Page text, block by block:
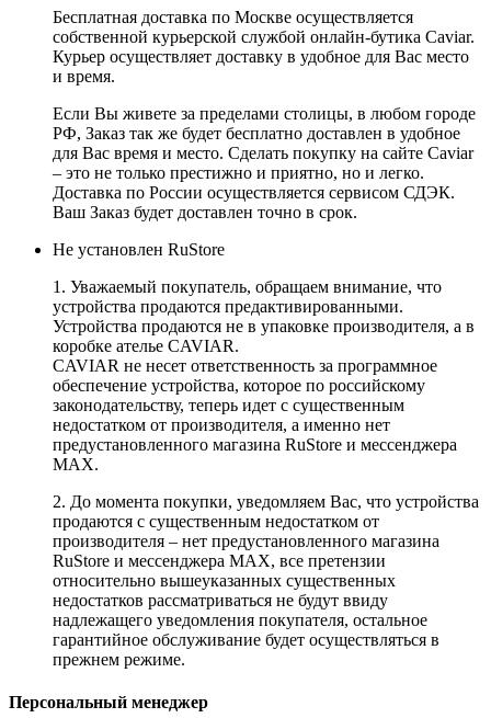
Бесплатная доставка по Москве осуществляется
собственной курьерской службой онлайн-бутика Caviar.
Курьер осуществляет доставку в удобное для Вас место
и время.
Если Вы живете за пределами столицы, в любом городе
РФ, Заказ так же будет бесплатно доставлен в удобное
для Вас время и место. Сделать покупку на сайте Caviar
– это не только престижно и приятно, но и легко.
Доставка по России осуществляется сервисом СДЭК.
Ваш Заказ будет доставлен точно в срок.
Не установлен RuStore
1. Уважаемый покупатель, обращаем внимание, что
устройства продаются предактивированными.
Устройства продаются не в упаковке производителя, а в
коробке ателье CAVIAR.
CAVIAR не несет ответственность за программное
обеспечение устройства, которое по российскому
законодательству, теперь идет с существенным
недостатком от производителя, а именно нет
предустановленного магазина RuStore и мессенджера
MAX.
2. До момента покупки, уведомляем Вас, что устройства
продаются с существенным недостатком от
производителя – нет предустановленного магазина
RuStore и мессенджера MAX, все претензии
относительно вышеуказанных существенных
недостатков рассматриваться не будут ввиду
надлежащего уведомления покупателя, остальное
гарантийное обслуживание будет осуществляться в
прежнем режиме.
Персональный менеджер